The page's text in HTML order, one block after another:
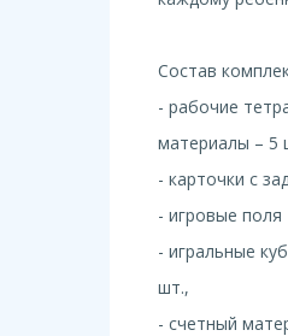
Состав
- рабочие
материалы – 5
- карточки с
- игровые
- игральные
шт.,
- счетный